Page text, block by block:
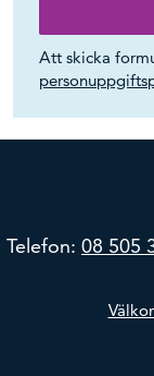
Att skicka
Telefon: 08 505